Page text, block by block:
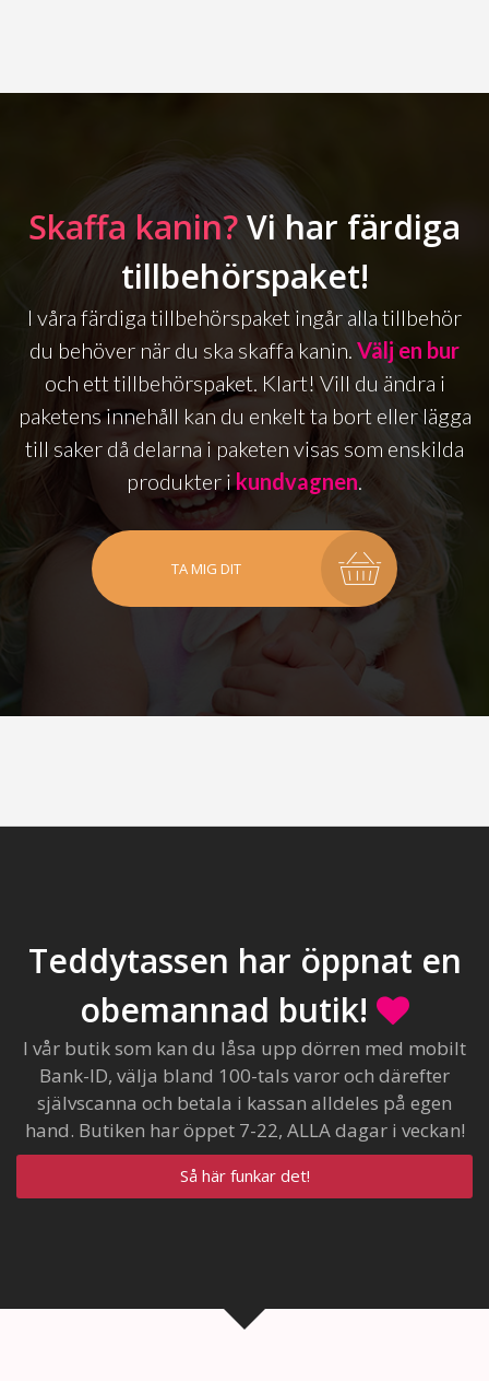
Skaffa kanin?Vi har färdiga
tillbehörspaket!
I våra färdiga tillbehörspaket ingår alla tillbehör
du behöver när du ska skaffa kanin. Välj en bur
och ett tillbehörspaket. Klart! Vill du ändra i
paketens innehåll kan du enkelt ta bort eller lägga
till saker då delarna i paketen visas som enskilda
produkter ikundvagnen
TA MIG DIT
Teddytassen har öppnat en
obemannad butik!
I vår butik som kan du låsa upp dörren med mobilt
Bank-ID, välja bland 100-tals varor och därefter
självscanna och betala i kassan alldeles på egen
hand. Butiken har öppet 7-22, ALLA dagar i veckan!
Så här funkar det!